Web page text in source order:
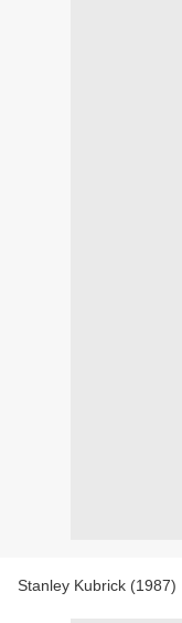
Stanley Kubrick (1987)